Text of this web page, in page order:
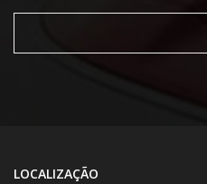
LOCALIZAÇÃO